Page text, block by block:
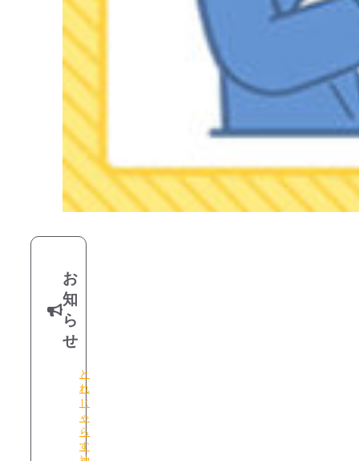
お
知
ら
せ
と
れ
じ
ゃ
ら
す